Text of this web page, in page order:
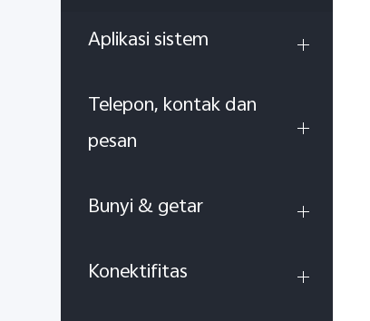
Aplikasi sistem
Telepon, kontak dan
pesan
Bunyi & getar
Konektifitas